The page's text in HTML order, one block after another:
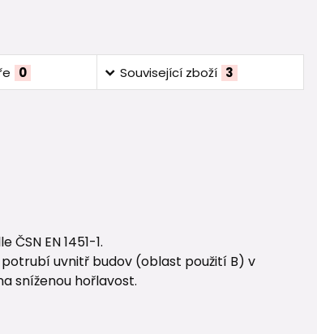
0 Související zboží 3
EN 1451-1.
uvnitř budov (oblast použití B) v
sníženou hořlavost.